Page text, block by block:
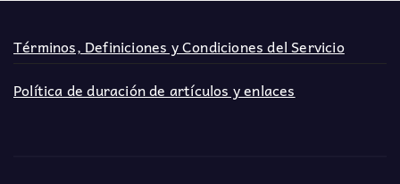
Términos, Definiciones y Condiciones del Servicio
Política de duración de artículos y enlaces